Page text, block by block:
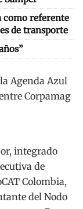
como referente
de transporte
Agenda Azul
Corpamag
integrado
de
Colombia,
del Nodo